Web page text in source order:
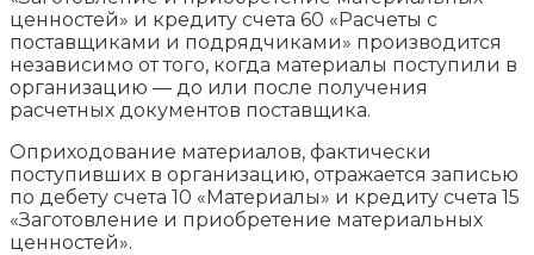
ценностей» и кредиту счета 60 «Расчеты с
поставщиками и подрядчиками» производится
независимо от того, когда материалы поступили в
организацию — до или после получения
расчетных документов поставщика.
Оприходование материалов, фактически
поступивших в организацию, отражается записью
по дебету счета 10 «Материалы» и кредиту счета 15
«Заготовление и приобретение материальных
ценностей».